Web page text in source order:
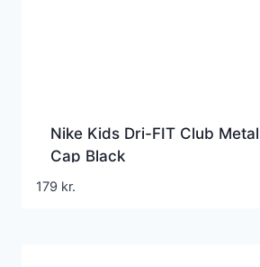
Nike Kids Dri-FIT Club
Cap Black
179 kr.